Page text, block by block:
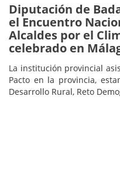
Diputación de
el Encuentro
Alcaldes por el
celebrado en
La institución provincial
Pacto en la provincia,
Desarrollo Rural, Reto